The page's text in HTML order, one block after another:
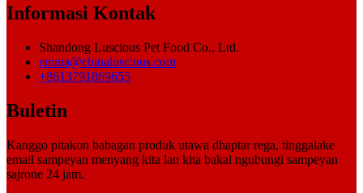
Informasi Kontak
Shandong Luscious Pet Food Co., Ltd.
emma@chinaluscious.com
+8613791869655
Buletin
Kanggo pitakon babagan produk utawa dhaptar rega, tinggalake
email sampeyan menyang kita lan kita bakal ngubungi sampeyan
sajrone 24 jam.